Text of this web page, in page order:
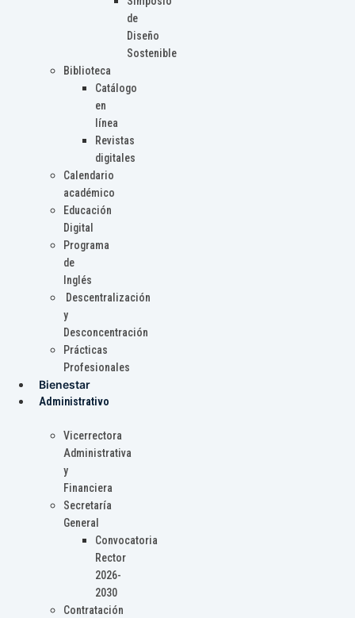
de
Diseño
Sostenible
Biblioteca
Catálogo
en
línea
Revistas
digitales
Calendario
académico
Educación
Digital
Programa
de
Inglés
Descentralización
y
Desconcentración
Prácticas
Profesionales
Bienestar
Administrativo
Vicerrectora
Administrativa
y
Financiera
Secretaría
General
Convocatoria
Rector
2026-
2030
Contratación